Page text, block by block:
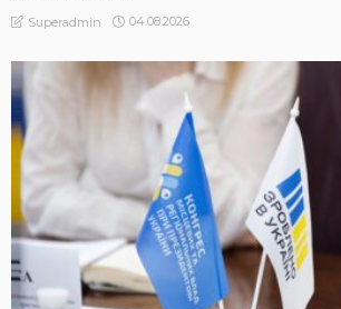
Superadmin 04.08.2026